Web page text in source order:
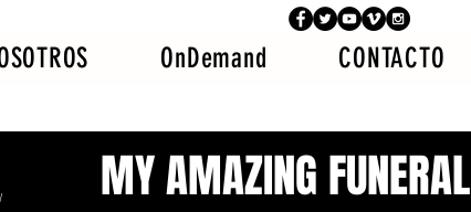
OnDemand CONTACTO
MY AMAZING FUNERAL